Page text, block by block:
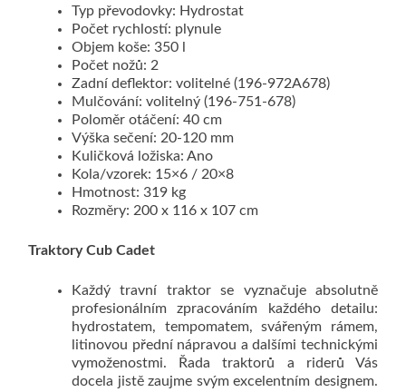
Typ převodovky: Hydrostat
Počet rychlostí: plynule
Objem koše: 350 l
Počet nožů: 2
Zadní deflektor: volitelné (196-972A678)
Mulčování: volitelný (196-751-678)
Poloměr otáčení: 40 cm
Výška sečení: 20-120 mm
Kuličková ložiska: Ano
Kola/vzorek: 15×6 / 20×8
Hmotnost: 319 kg
Rozměry: 200 x 116 x 107 cm
Traktory Cub Cadet
Každý travní traktor se vyznačuje absolutně
profesionálním zpracováním každého detailu:
hydrostatem, tempomatem, svářeným rámem,
litinovou přední nápravou a dalšími technickými
vymoženostmi. Řada traktorů a riderů Vás
docela jistě zaujme svým excelentním designem.